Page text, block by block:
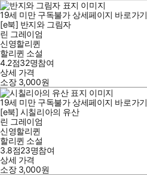
19세 미만 구독불가 상세페이지 바로가기
[e북] 반지와 그림자
린 그레이엄
신영할리퀸
할리퀸 소설
4.2점32명참여
상세 가격
소장 3,000원
19세 미만 구독불가 상세페이지 바로가기
[e북] 시칠리아의 유산
린 그레이엄
신영할리퀸
할리퀸 소설
3.8점23명참여
상세 가격
소장 3,000원